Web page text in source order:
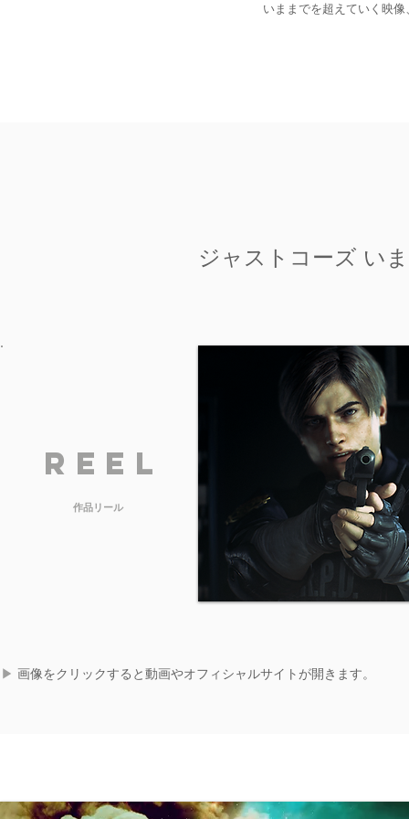
いままでを超えていく映
ジャストコーズ い
Reel
​作品リール
▶︎ 画像をクリックすると動画やオフィシャルサイトが開きます。